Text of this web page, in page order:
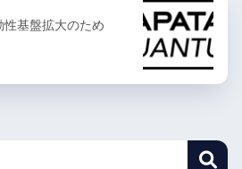
基盤拡大のため